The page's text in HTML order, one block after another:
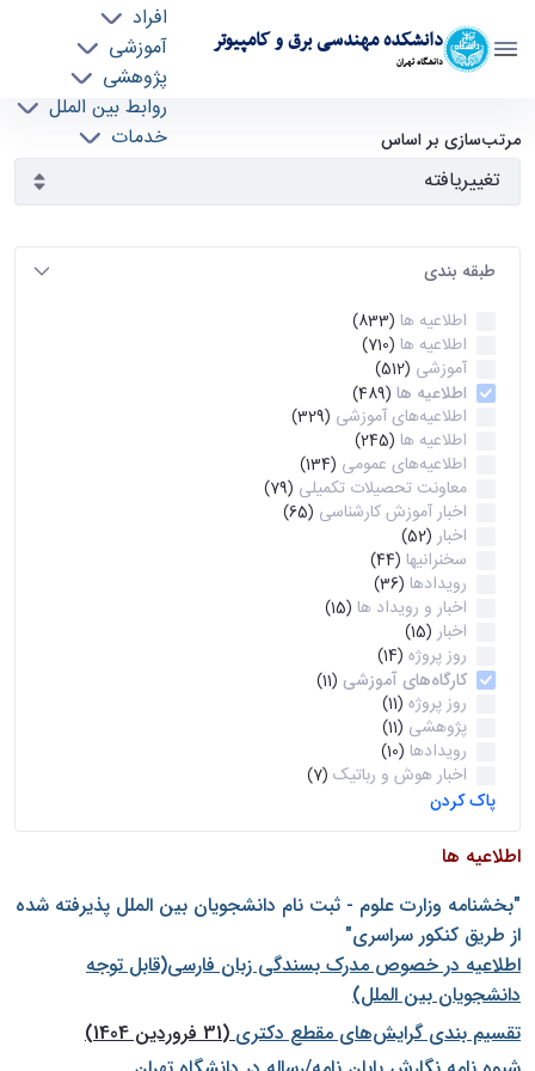
دانشکده مهندسی برق و کامپیوتر
دانشگاه تهران
افراد
آموزشی
پژوهشی
روابط بین الملل
خدمات
آرشیو اطلاعیه ها - ece- دانشکده مهندسی برق و
کامپیوتر
مرتب‌سازی بر اساس
طبقه بندی
اطلاعیه ها (833)
اطلاعیه ها (710)
آموزشی (512)
اطلاعیه ها (489)
اطلاعیه‌های‌ آموزشی (329)
اطلاعیه ها (245)
اطلاعیه‌های عمومی (134)
معاونت تحصیلات تکمیلی (79)
اخبار آموزش کارشناسی (65)
اخبار (52)
سخنرانیها (44)
رویدادها (36)
اخبار و رویداد ها (15)
اخبار (15)
روز پروژه (14)
کارگاه‌های آموزشی (11)
روز پروژه (11)
پژوهشی (11)
رویدادها (10)
اخبار هوش و رباتیک (7)
پاک کردن
اطلاعیه ها
"بخشنامه وزارت علوم - ثبت نام دانشجويان بين الملل پذيرفته شده
از طريق كنكور سراسری"
اطلاعیه در خصوص مدرک بسندگی زبان فارسی(قابل توجه
دانشجویان بین الملل)
تقسیم بندی گرایش‌های مقطع دکتری(31 فروردین 1404)